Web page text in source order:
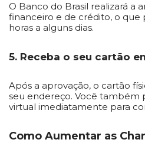
O Banco do Brasil realizará a
financeiro e de crédito, o que
horas a alguns dias.
5. Receba o seu cartão
Após a aprovação, o cartão
seu endereço. Você também
virtual imediatamente para
Como Aumentar as